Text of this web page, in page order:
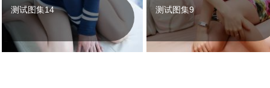
测试图集14 测试图集9